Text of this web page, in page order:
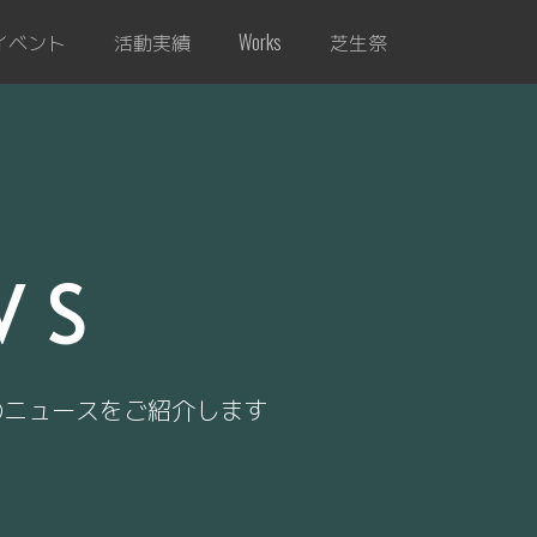
ベント 活動実績 Works 芝生祭
ュースをご紹介します